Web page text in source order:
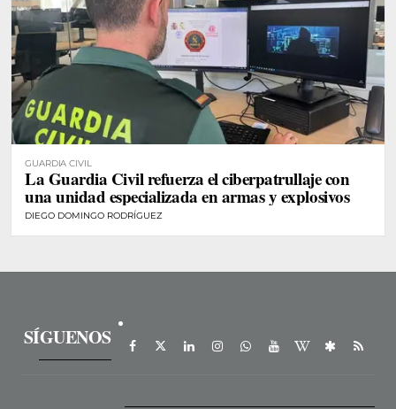
GUARDIA CIVIL
La Guardia Civil refuerza el ciberpatrullaje con
una unidad especializada en armas y explosivos
DIEGO DOMINGO RODRÍGUEZ
SÍGUENOS